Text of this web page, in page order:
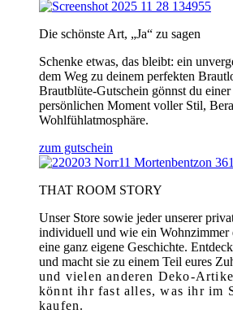
Die schönste Art, „Ja“ zu sagen
Schenke etwas, das bleibt: ein
dem Weg zu deinem perfekten
Brautblüte-Gutschein gönnst du
persönlichen Moment voller Stil,
Wohlfühlatmosphäre.
zum gutschein
THAT ROOM STORY
Unser Store sowie jeder unserer
individuell und wie ein Wohnzimmer
eine ganz eigene Geschichte.
und macht sie zu einem Teil eures
und vielen anderen Deko-
könnt ihr fast alles, was ihr im
kaufen.